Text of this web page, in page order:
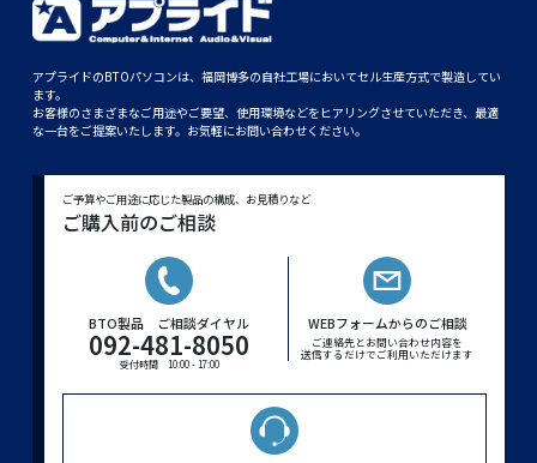
アプライドのBTOパソコンは、福岡博多の自社工場においてセル生産方式で製造してい
ます。
お客様のさまざまなご用途やご要望、使用環境などをヒアリングさせていただき、最適
な一台をご提案いたします。お気軽にお問い合わせください。
ご予算やご用途に応じた製品の構成、お見積りなど
ご購入前のご相談
BTO製品 ご相談ダイヤル
092-481-8050
受付時間 10:00 - 17:00
WEBフォームからのご相談
ご連絡先とお問い合わせ内容を
送信するだけでご利用いただけます